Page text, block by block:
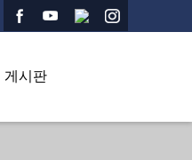
게시판